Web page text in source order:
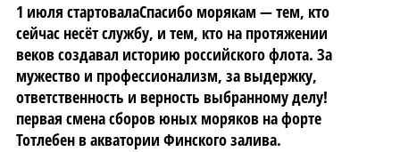
1 июля стартовалаСпасибо морякам — тем, кто
сейчас несёт службу, и тем, кто на протяжении
веков создавал историю российского флота. За
мужество и профессионализм, за выдержку,
ответственность и верность выбранному делу!
первая смена сборов юных моряков на форте
Тотлебен в акватории Финского залива.